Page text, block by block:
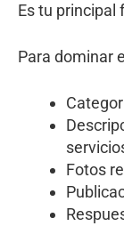
Es tu principal
Para dominar
Fotos